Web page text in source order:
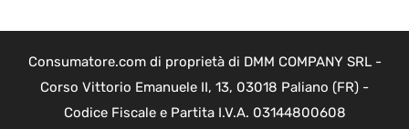
Consumatore.com di proprietà di DMM COMPANY SRL -
Corso Vittorio Emanuele II, 13, 03018 Paliano (FR) -
Codice Fiscale e Partita I.V.A. 03144800608